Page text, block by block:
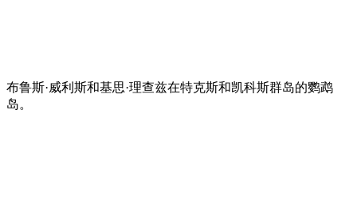
布鲁斯·威利斯和基思·理查兹在特克斯和凯科斯群岛的鹦鹉
岛。